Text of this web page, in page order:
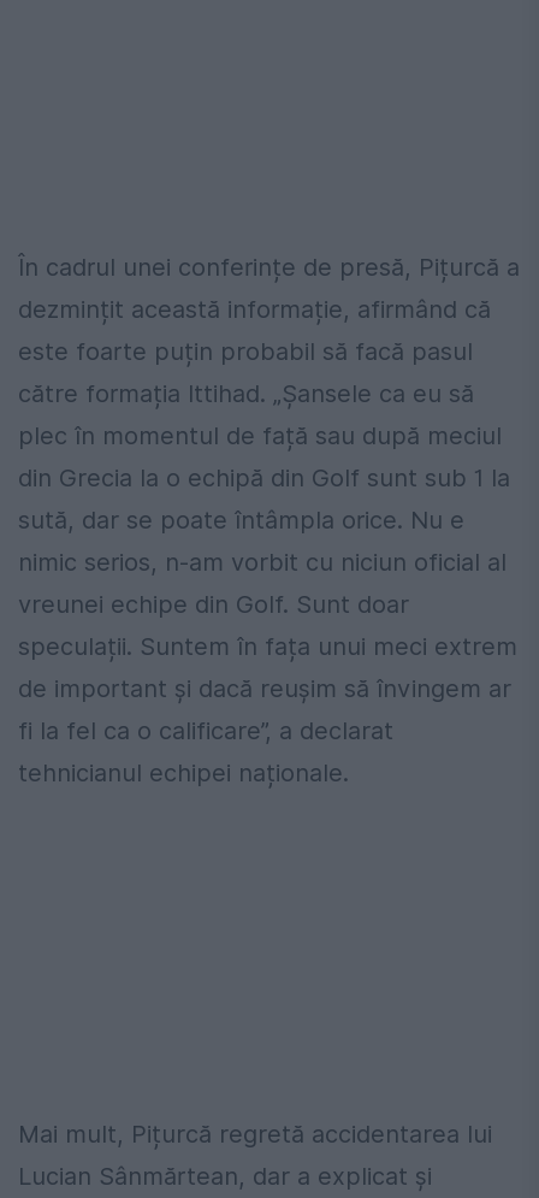
În cadrul unei conferințe de presă, Pițurcă a
dezmințit această informație, afirmând că
este foarte puțin probabil să facă pasul
către formația Ittihad. „Șansele ca eu să
plec în momentul de față sau după meciul
din Grecia la o echipă din Golf sunt sub 1 la
sută, dar se poate întâmpla orice. Nu e
nimic serios, n-am vorbit cu niciun oficial al
vreunei echipe din Golf. Sunt doar
speculații. Suntem în fața unui meci extrem
de important și dacă reușim să învingem ar
fi la fel ca o calificare”, a declarat
tehnicianul echipei naționale.
Mai mult, Pițurcă regretă accidentarea lui
Lucian Sânmărtean, dar a explicat și